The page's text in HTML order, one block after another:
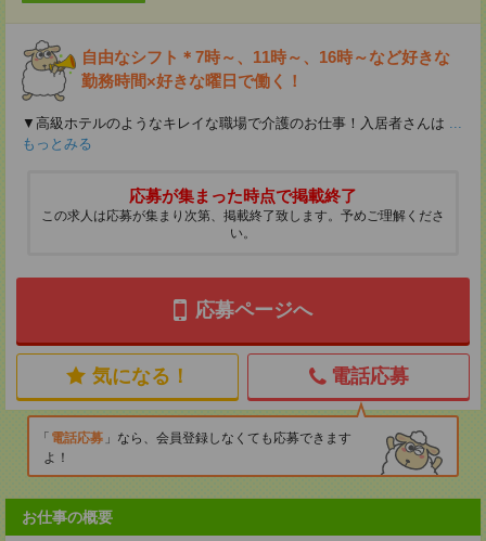
自由なシフト＊7時～、11時～、16時～など好きな
勤務時間×好きな曜日で働く！
▼高級ホテルのようなキレイな職場で介護のお仕事！入居者さんは ...
もっとみる
応募が集まった時点で掲載終了
この求人は応募が集まり次第、掲載終了致します。予めご理解くださ
い。
応募ページへ
気になる！ 電話応募
電話応募
なら、会員登録しなくても応募できます
よ！
お仕事の概要